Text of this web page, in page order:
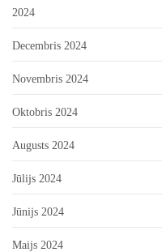
2024
Decembris 2024
Novembris 2024
Oktobris 2024
Augusts 2024
Jūlijs 2024
Jūnijs 2024
Maijs 2024